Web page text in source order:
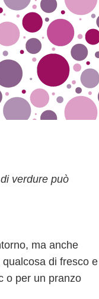
verdure può
ma anche
di fresco e
o per un pranzo